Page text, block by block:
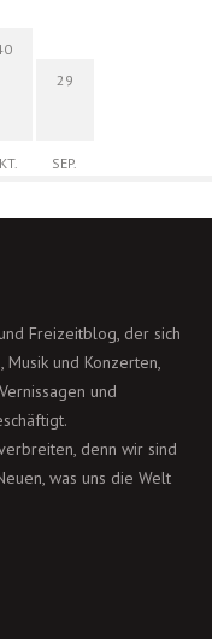
29
SEP.
Freizeitblog, der sich
Musik und Konzerten,
und
denn wir sind
was uns die Welt